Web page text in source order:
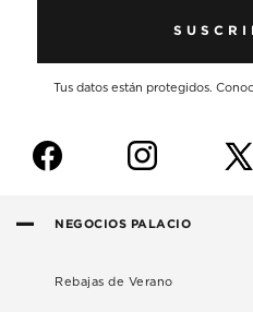
Tus datos están protegidos.
f i
NEGOCIOS PALACIO
Rebajas de Verano